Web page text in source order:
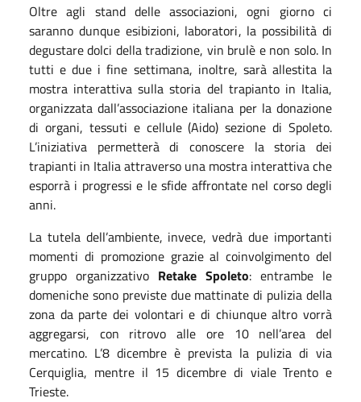
Oltre agli stand delle associazioni, ogni giorno ci
saranno dunque esibizioni, laboratori, la possibilità di
degustare dolci della tradizione, vin brulè e non solo. In
tutti e due i fine settimana, inoltre, sarà allestita la
mostra interattiva sulla storia del trapianto in Italia,
organizzata dall’associazione italiana per la donazione
di organi, tessuti e cellule (Aido) sezione di Spoleto.
L’iniziativa permetterà di conoscere la storia dei
trapianti in Italia attraverso una mostra interattiva che
esporrà i progressi e le sfide affrontate nel corso degli
anni.
La tutela dell’ambiente, invece, vedrà due importanti
momenti di promozione grazie al coinvolgimento del
gruppo organizzativo Retake Spoleto: entrambe le
domeniche sono previste due mattinate di pulizia della
zona da parte dei volontari e di chiunque altro vorrà
aggregarsi, con ritrovo alle ore 10 nell’area del
mercatino. L’8 dicembre è prevista la pulizia di via
Cerquiglia, mentre il 15 dicembre di viale Trento e
Trieste.